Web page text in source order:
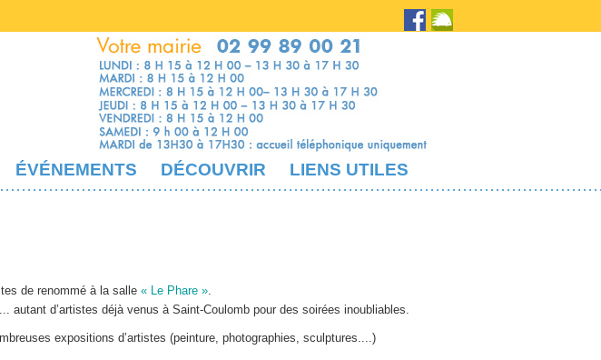
ÉVÉNEMENTS DÉCOUVRIR LIENS UTILES
de renommé à la salle « Le Phare ».
d’artistes déjà venus à Saint-Coulomb pour des soirées inoubliables.
expositions d’artistes (peinture, photographies, sculptures....)